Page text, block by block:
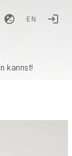
EN
kannst!